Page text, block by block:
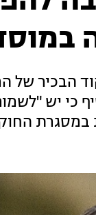
הבכיר של
כי יש
במסגרת